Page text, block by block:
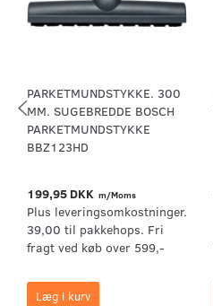
PARKETMUNDSTYKKE. 300
MM. SUGEBREDDE BOSCH
PARKETMUNDSTYKKE
BBZ123HD
199,95 DKK m/Moms
Plus leveringsomkostninger.
39,00 til pakkehops. Fri
fragt ved køb over 599,-
Læg i kurv